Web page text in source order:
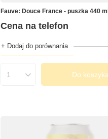
Fauve: Douce France - puszka 440 ml
Cena na telefon
+ Dodaj do porównania
Ilość produktów Do koszyka